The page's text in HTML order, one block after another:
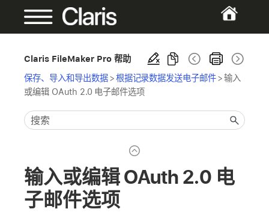
Claris FileMaker Pro 帮助
保存、导入和导出数据>根据记录数据发送电子邮件>输入
或编辑 OAuth 2.0 电子邮件选项
输入或编辑 OAuth 2.0 电
子邮件选项